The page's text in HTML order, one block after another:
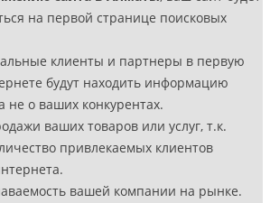
на первой странице поисковых
клиенты и партнеры в первую
будут находить информацию
не о ваших конкурентах.
ваших товаров или услуг, т.к.
привлекаемых клиентов
вашей компании на рынке.